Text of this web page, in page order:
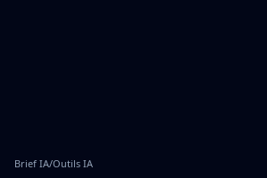
Brief IA/Outils IA